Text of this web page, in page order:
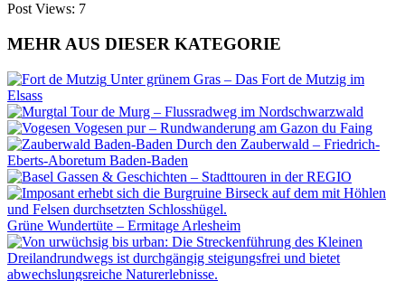
Post Views: 7
MEHR AUS DIESER KATEGORIE
Unter grünem Gras – Das Fort de Mutzig im
Elsass
Tour de Murg – Flussradweg im Nordschwarzwald
Vogesen pur – Rundwanderung am Gazon du Faing
Durch den Zauberwald – Friedrich-
Eberts-Aboretum Baden-Baden
Gassen & Geschichten – Stadttouren in der REGIO
Grüne Wundertüte – Ermitage Arlesheim